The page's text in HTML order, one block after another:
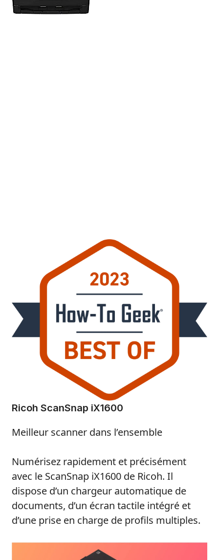
Ricoh ScanSnap iX1600
Meilleur scanner dans l’ensemble
Numérisez rapidement et précisément
avec le ScanSnap iX1600 de Ricoh. Il
dispose d’un chargeur automatique de
documents, d’un écran tactile intégré et
d’une prise en charge de profils multiples.